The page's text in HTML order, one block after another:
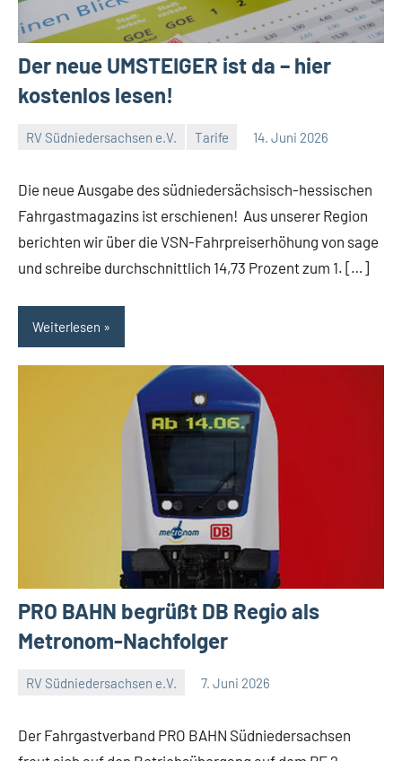
Der neue UMSTEIGER ist da – hier
kostenlos lesen!
RV Südniedersachsen e.V. Tarife 14. Juni 2026
e.V.
Die neue Ausgabe des südniedersächsisch-hessischen
Fahrgastmagazins ist erschienen! Aus unserer Region
berichten wir über die VSN-Fahrpreiserhöhung von sage
und schreibe durchschnittlich 14,73 Prozent zum 1. […]
Weiterlesen
PRO BAHN begrüßt DB Regio als
Metronom-Nachfolger
RV Südniedersachsen e.V. 7. Juni 2026
e.V.
Der Fahrgastverband PRO BAHN Südniedersachsen